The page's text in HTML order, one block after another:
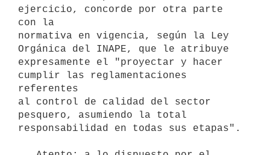
ejercicio, concorde por otra parte
con la
normativa en vigencia, según la Ley
Orgánica del INAPE, que le atribuye
expresamente el "proyectar y hacer
cumplir las reglamentaciones
referentes
al control de calidad del sector
pesquero, asumiendo la total
responsabilidad en todas sus etapas".